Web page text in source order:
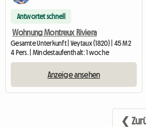
Antwortet schnell
Wohnung Montreux Riviera
Gesamte Unterkunft | Veytaux (1820) | 45 M2
4 Pers. | Mindestaufenthalt: 1 woche
Anzeige ansehen
❮